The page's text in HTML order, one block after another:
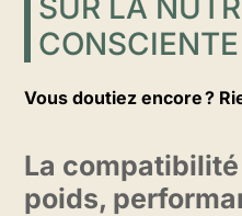
SUR LA
Vous doutiez encore ?
La
poids,